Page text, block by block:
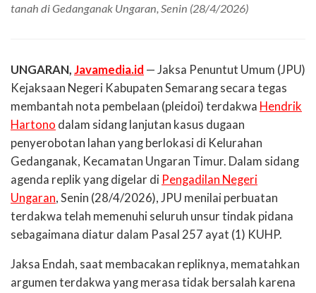
tanah di Gedanganak Ungaran, Senin (28/4/2026)
UNGARAN, Javamedia.id — Jaksa Penuntut Umum (JPU)
Kejaksaan Negeri Kabupaten Semarang secara tegas
membantah nota pembelaan (pleidoi) terdakwa Hendrik
Hartono dalam sidang lanjutan kasus dugaan
penyerobotan lahan yang berlokasi di Kelurahan
Gedanganak, Kecamatan Ungaran Timur. Dalam sidang
agenda replik yang digelar di Pengadilan Negeri
Ungaran, Senin (28/4/2026), JPU menilai perbuatan
terdakwa telah memenuhi seluruh unsur tindak pidana
sebagaimana diatur dalam Pasal 257 ayat (1) KUHP.
Jaksa Endah, saat membacakan repliknya, mematahkan
argumen terdakwa yang merasa tidak bersalah karena